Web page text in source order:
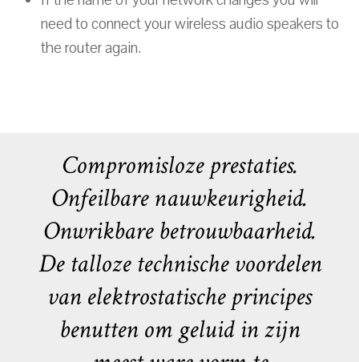
need to connect your wireless audio speakers to
the router again.
Compromisloze prestaties.
Onfeilbare nauwkeurigheid.
Onwrikbare betrouwbaarheid.
De talloze technische voordelen
van elektrostatische principes
benutten om geluid in zijn